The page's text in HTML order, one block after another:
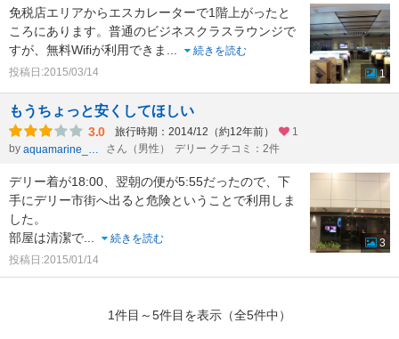
免税店エリアからエスカレーターで1階上がったと
ころにあります。普通のビジネスクラスラウンジで
すが、無料Wifiが利用できま ...
続きを読む
投稿日:2015/03/14
1
もうちょっと安くしてほしい
3.0 旅行時期：2014/12（約12年前）
1
by
aquamarine_324 さん（男性） デリー クチコミ：2件
デリー着が18:00、翌朝の便が5:55だったので、下
手にデリー市街へ出ると危険ということで利用しま
した。
部屋は清潔で...
続きを読む
投稿日:2015/01/14
3
1件目～5件目を表示（全5件中）